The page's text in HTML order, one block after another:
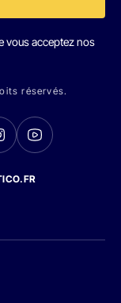
vous acceptez nos
réservés.